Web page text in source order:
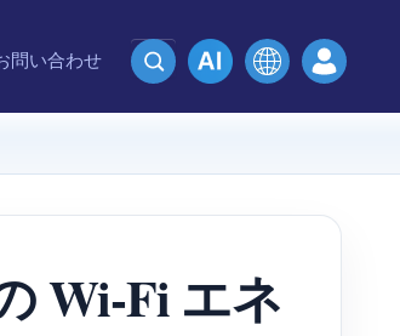
問い合わせ
Wi-Fi エネ